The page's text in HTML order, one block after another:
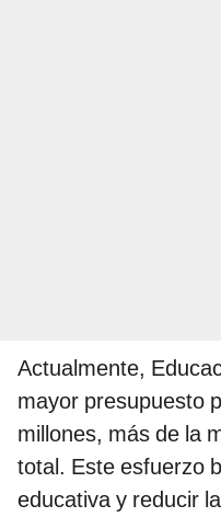
Actualmente,
mayor presupuesto
millones, más de la
total. Este esfuerzo
educativa y reducir